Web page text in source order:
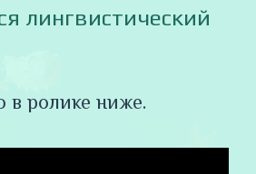
лингвистический
в ролике ниже.